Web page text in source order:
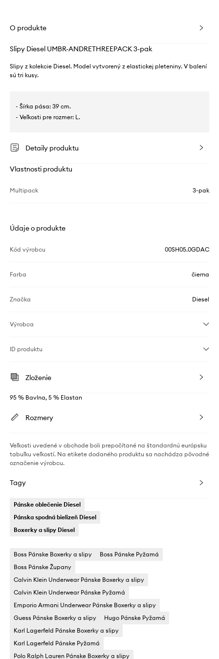
O produkte
Slipy Diesel UMBR-ANDRETHREEPACK 3-pak
Slipy z kolekcie Diesel. Model vytvorený z elastickej pleteniny. V balení
sú tri kusy.
- Šírka pása: 39 cm.
- Veľkosti pre rozmer: L.
Detaily produktu
Vlastnosti produktu
Multipack 3-pak
Údaje o produkte
Kód výrobcu 00SH05.0GDAC
Farba čierna
Značka Diesel
Výrobca
ID produktu
Zloženie
95 % Bavlna, 5 % Elastan
Rozmery
Veľkosti uvedené v obchode boli prepočítané na štandardnú európsku
tabuľku veľkostí. Na etikete dodaného produktu sa nachádza pôvodné
označenie výrobcu.
Tagy
Pánske oblečenie Diesel
Pánska spodná bielizeň Diesel
Boxerky a slipy Diesel
Boss Pánske Boxerky a slipy
Boss Pánske Pyžamá
Boss Pánske Župany
Calvin Klein Underwear Pánske Boxerky a slipy
Calvin Klein Underwear Pánske Pyžamá
Emporio Armani Underwear Pánske Boxerky a slipy
Guess Pánske Boxerky a slipy
Hugo Pánske Pyžamá
Karl Lagerfeld Pánske Boxerky a slipy
Karl Lagerfeld Pánske Pyžamá
Polo Ralph Lauren Pánske Boxerky a slipy